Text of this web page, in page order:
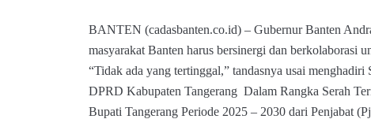
BANTEN (cadasbanten.co.id) – Gubernur Banten
masyarakat Banten harus bersinergi dan berkolaborasi
“Tidak ada yang tertinggal,” tandasnya usai menghadiri
DPRD Kabupaten Tangerang Dalam Rangka Serah
Bupati Tangerang Periode 2025 – 2030 dari Penjabat